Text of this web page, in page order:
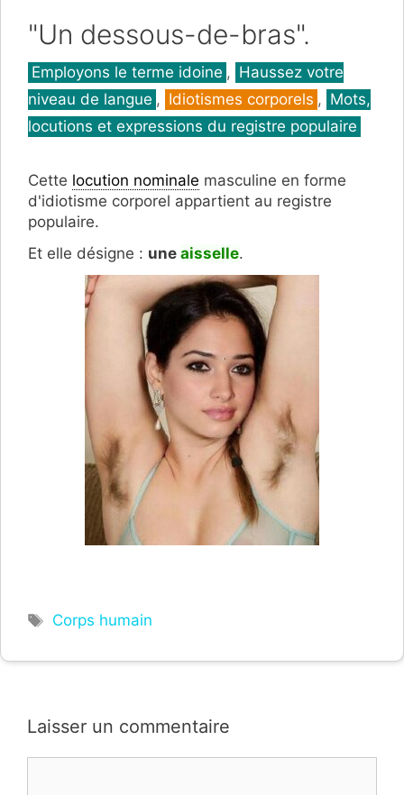
"Un dessous-de-bras".
Catégories
Employons le terme idoine , Haussez votre
niveau de langue , Idiotismes corporels , Mots,
locutions et expressions du registre populaire
Cette locution nominale masculine en forme
d'idiotisme corporel appartient au registre
populaire.
Et elle désigne : une aisselle.
Étiquettes
Corps humain
Laisser un commentaire